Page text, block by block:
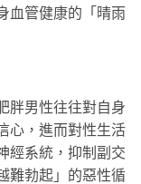
血管健康的「晴雨
胖男性往往對自身
心，進而對性生活
經系統，抑制副交
難勃起」的惡性循